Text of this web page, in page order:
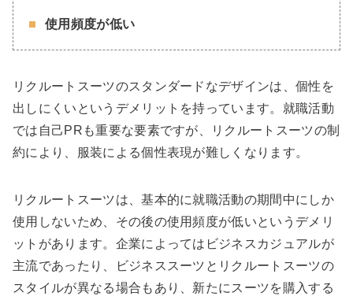
使用頻度が低い
リクルートスーツのスタンダードなデザインは、個性を
出しにくいというデメリットを持っています。就職活動
では自己PRも重要な要素ですが、リクルートスーツの制
約により、服装による個性表現が難しくなります。
リクルートスーツは、基本的に就職活動の期間中にしか
使用しないため、その後の使用頻度が低いというデメリ
ットがあります。企業によってはビジネスカジュアルが
主流であったり、ビジネススーツとリクルートスーツの
スタイルが異なる場合もあり、新たにスーツを購入する